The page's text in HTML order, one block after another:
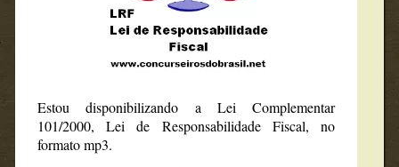
Estou disponibilizando a Lei Complementar
101/2000, Lei de Responsabilidade Fiscal, no
formato mp3.